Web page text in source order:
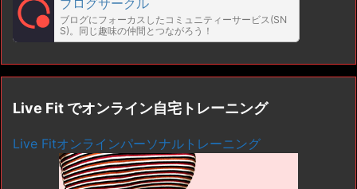
ブログサークル
ブログにフォーカスしたコミュニティーサービス(SN
S)。同じ趣味の仲間とつながろう！
Live Fit でオンライン自宅トレーニング
Live Fitオンラインパーソナルトレーニング